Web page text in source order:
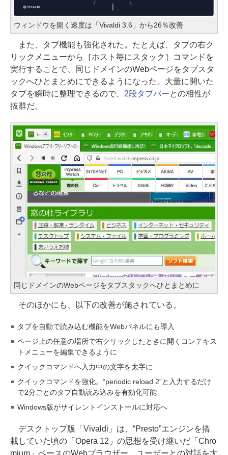
ウィンドウを開く速度は「Vivaldi 3.6」から26％改善
また、タブ機能も強化された。たとえば、タブの右ク
リックメニューから［ホスト毎にスタック］コマンドを
実行することで、同じドメインのWebページをタブスタ
ックへひとまとめにできるようになった。大量に開いた
タブを瞬時に整理できるので、 2段タブバーとの相性が
抜群だ。
同じドメインのWebページをタブスタックへひとまとめに
そのほかにも、以下の改善が施されている。
タブを自動で読み込む機能をWebパネルにも導入
ページ上の任意の場所で右クリックしたときに開くコンテキス
トメニューを編集できるように
クイックコマンドへ入力中の文字を太字に
クイックコマンドを強化。“periodic reload 2”と入力するだけ
で2分ごとのタブ自動読み込みを有効化可能
Windows版がサイレントインストールに対応へ
デスクトップ版「Vivaldi」は、“Presto”エンジンを搭
載していた頃の「Opera 12」の思想を受け継いだ「Chro